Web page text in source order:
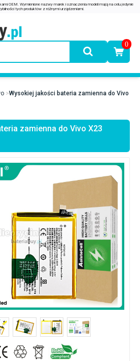
0
Wysokiej jakości bateria zamienna do Vivo
zamienna do Vivo X23